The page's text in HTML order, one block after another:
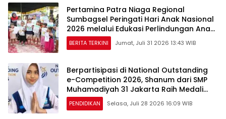
Pertamina Patra Niaga Regional
Sumbagsel Peringati Hari Anak Nasional
2026 melalui Edukasi Perlindungan Anak
dan Penguatan Posyandu
BERITA TERKINI Jumat, Juli 31 2026 13:43 WIB
Berpartisipasi di National Outstanding
e-Competition 2026, Shanum dari SMP
Muhamadiyah 31 Jakarta Raih Medali
Emas dan Perak
PENDIDIKAN Selasa, Juli 28 2026 16:09 WIB